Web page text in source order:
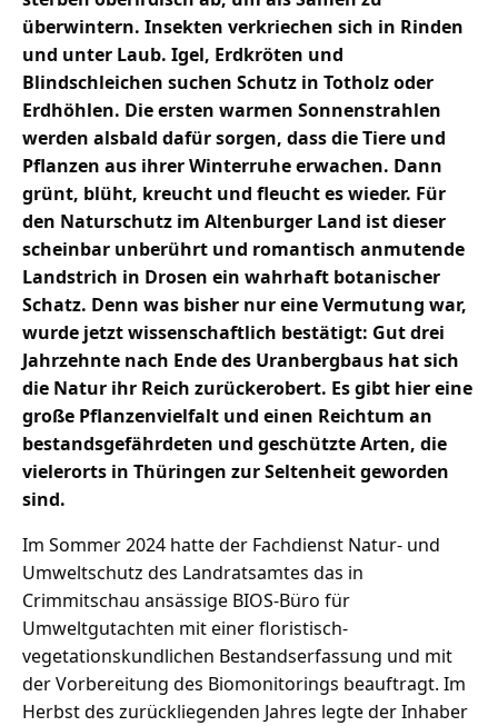
überwintern. Insekten verkriechen sich in Rinden
und unter Laub. Igel, Erdkröten und
Blindschleichen suchen Schutz in Totholz oder
Erdhöhlen. Die ersten warmen Sonnenstrahlen
werden alsbald dafür sorgen, dass die Tiere und
Pflanzen aus ihrer Winterruhe erwachen. Dann
grünt, blüht, kreucht und fleucht es wieder. Für
den Naturschutz im Altenburger Land ist dieser
scheinbar unberührt und romantisch anmutende
Landstrich in Drosen ein wahrhaft botanischer
Schatz. Denn was bisher nur eine Vermutung war,
wurde jetzt wissenschaftlich bestätigt: Gut drei
Jahrzehnte nach Ende des Uranbergbaus hat sich
die Natur ihr Reich zurückerobert. Es gibt hier eine
große Pflanzenvielfalt und einen Reichtum an
bestandsgefährdeten und geschützte Arten, die
vielerorts in Thüringen zur Seltenheit geworden
sind.
Im Sommer 2024 hatte der Fachdienst Natur- und
Umweltschutz des Landratsamtes das in
Crimmitschau ansässige BIOS-Büro für
Umweltgutachten mit einer floristisch-
vegetationskundlichen Bestandserfassung und mit
der Vorbereitung des Biomonitorings beauftragt. Im
Herbst des zurückliegenden Jahres legte der Inhaber